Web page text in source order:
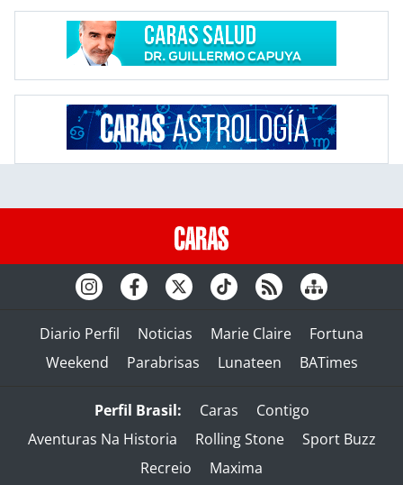
Diario Perfil Noticias Marie Claire
Fortuna
Weekend
Parabrisas Lunateen BATimes
Perfil Brasil: Caras
Contigo
Aventuras Na Historia
Rolling Stone
Sport Buzz
Recreio
Maxima